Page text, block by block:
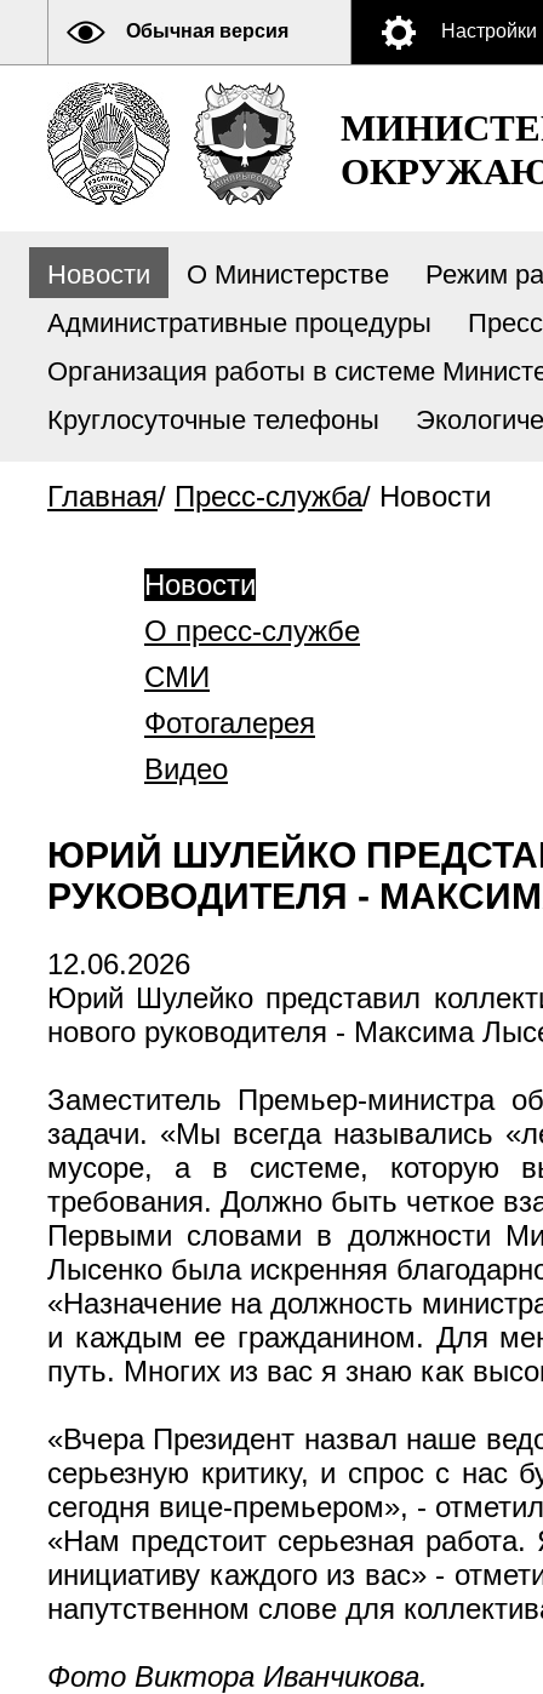
Обычная версия Настройки
Новости О Министерстве
Режим
Административные процедуры
Организация работы в системе
Круглосуточные телефоны
Главная/ Пресс-служба/ Новости
Новости
О пресс-службе
СМИ
Фотогалерея
Видео
ЮРИЙ ШУЛЕЙКО
РУКОВОДИТЕЛЯ -
12.06.2026
Юрий Шулейко представил
нового руководителя - Максима
Заместитель Премьер-министра
задачи. «Мы всегда назывались
мусоре, а в системе, которую
требования. Должно быть четкое
Первыми словами в должности
Лысенко была искренняя
«Назначение на должность
и каждым ее гражданином. Для
путь. Многих из вас я знаю как
«Вчера Президент назвал наше
серьезную критику, и спрос с нас
сегодня вице-премьером», -
«Нам предстоит серьезная
инициативу каждого из вас» -
напутственном слове для
Фото Виктора Иванчикова.